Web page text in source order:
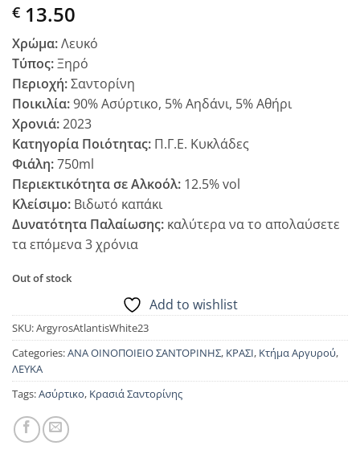
€ 13.50
Χρώμα:Λευκό
Τύπος:Ξηρό
Περιοχή:Σαντορίνη
Ποικιλία:90% Ασύρτικο, 5% Αηδάνι, 5% Αθήρι
Χρονιά:2023
Κατηγορία Ποιότητας: Π.Γ.Ε. Κυκλάδες
Φιάλη:750ml
Περιεκτικότητα σε Αλκοόλ: 12.5% vol
Κλείσιμο: Βιδωτό καπάκι
Δυνατότητα Παλαίωσης: καλύτερα να το απολαύσετε
τα επόμενα 3 χρόνια
Out of stock
Add to wishlist
SKU:ArgyrosAtlantisWhite23
Categories:ΑΝΑ ΟΙΝΟΠΟΙΕΙΟ ΣΑΝΤΟΡΙΝΗΣ, ΚΡΑΣΙ, Κτήμα Αργυρού,
ΛΕΥΚΑ
Tags:Ασύρτικο, Κρασιά Σαντορίνης